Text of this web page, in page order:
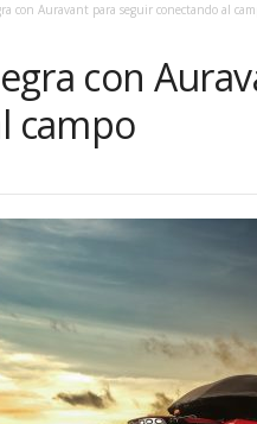
con Auravant para seguir conectando al
con
campo